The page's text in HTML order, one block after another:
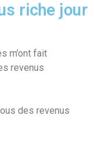
riche jour
m’ont fait
revenus
des revenus